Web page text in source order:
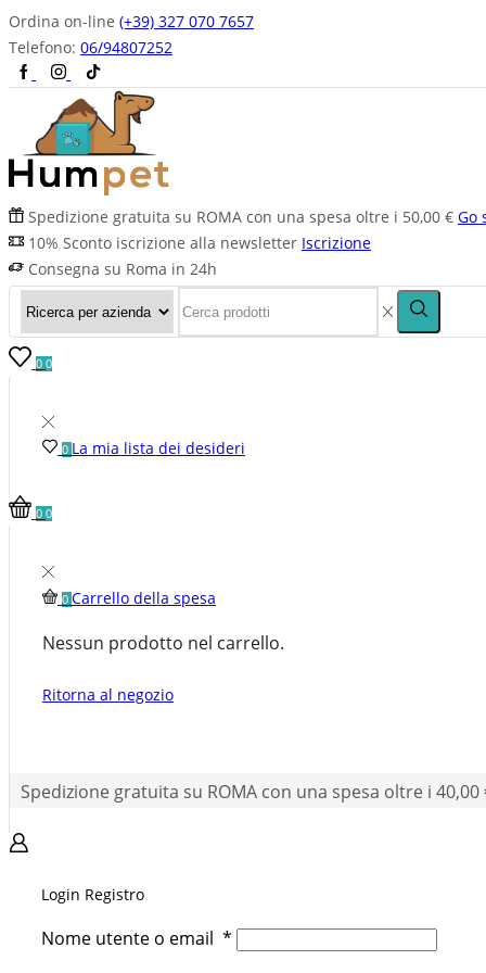
Ordina on-line (+39) 327 070 7657
Telefono: 06/94807252
Spedizione gratuita su ROMA con una spesa oltre i 50,00 € Go
10% Sconto iscrizione alla newsletter Iscrizione
Consegna su Roma in 24h
0 0
0 La mia lista dei desideri
0 0
0 Carrello della spesa
Nessun prodotto nel carrello.
Ritorna al negozio
Spedizione gratuita su ROMA con una spesa oltre i 40,00
Login Registro
Nome utente o email *